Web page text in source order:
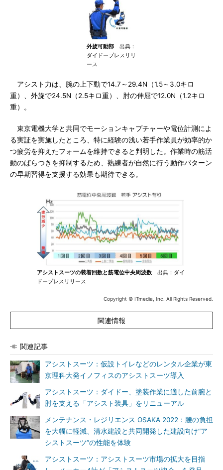
外旋可動部 出典：
ダイドープレスリリ
ース
アシスト力は、腕の上下動で14.7～29.4N（1.5～3.0キロ
重）、外旋で24.5N（2.5キロ重）、肘の伸屈で12.0N（1.2キロ
重）。
東京電機大学と共同でモーションキャプチャーや電位計測によ
る実証を実施したところ、特に経験の浅い若手作業員が効率的か
つ疲労を抑えたフォームを維持できると判明した。作業時の筋活
動のばらつきを抑制するため、熟練者が自然に行う動作パターン
の早期習得を支援する効果も期待できる。
アシストスーツの装着回数と筋電位中央周波数 出典：ダイ
ドープレスリリース
Copyright © ITmedia, Inc. All Rights Reserved.
関連情報
関連記事
アシストスーツ：仮設トイレなどのレンタル企業が東
京理科大発イノフィスのアシストスーツ導入
アシストスーツ：ダイドー、塗装作業に適した前腕と
肘を支える「アシスト装具」をリニューアル
メンテナンス・レジリエンス OSAKA 2022：腰の負担
を大幅に軽減、清水建設と共同開発した建設向け“ア
シストスーツ”の性能を体験
アシストスーツ：アシストスーツ市場の拡大を目指